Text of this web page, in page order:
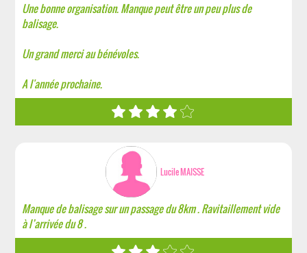
Une bonne organisation. Manque peut être un peu plus de
balisage.
Un grand merci au bénévoles.
A l'année prochaine.
Lucile MAISSE
Manque de balisage sur un passage du 8km . Ravitaillement vide
à l’arrivée du 8 .